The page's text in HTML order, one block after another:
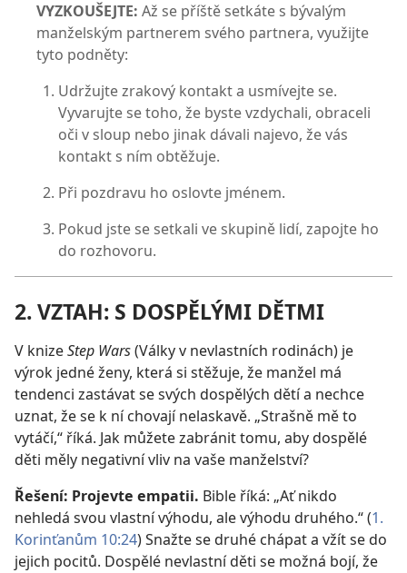
VYZKOUŠEJTE: Až se příště setkáte s bývalým
manželským partnerem svého partnera, využijte
tyto podněty:
Udržujte zrakový kontakt a usmívejte se.
Vyvarujte se toho, že byste vzdychali, obraceli
oči v sloup nebo jinak dávali najevo, že vás
kontakt s ním obtěžuje.
Při pozdravu ho oslovte jménem.
Pokud jste se setkali ve skupině lidí, zapojte ho
do rozhovoru.
2. VZTAH: S DOSPĚLÝMI DĚTMI
V knizeStep Wars(Války v nevlastních rodinách) je
výrok jedné ženy, která si stěžuje, že manžel má
tendenci zastávat se svých dospělých dětí a nechce
uznat, že se k ní chovají nelaskavě. „Strašně mě to
vytáčí,“ říká. Jak můžete zabránit tomu, aby dospělé
děti měly negativní vliv na vaše manželství?
Řešení: Projevte empatii. Bible říká: „Ať nikdo
nehledá svou vlastní výhodu, ale výhodu druhého.“ (1.
Korinťanům 10:24) Snažte se druhé chápat a vžít se do
jejich pocitů. Dospělé nevlastní děti se možná bojí, že